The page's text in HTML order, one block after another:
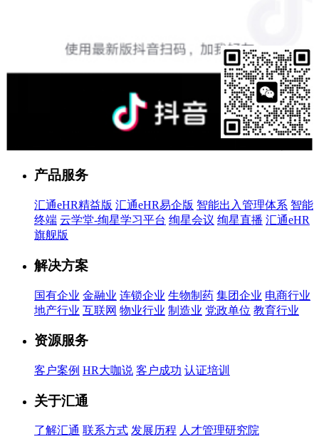
产品服务
汇通eHR精益版 汇通eHR易企版 智能出入管理体系 智能
终端 云学堂-绚星学习平台 绚星会议 绚星直播 汇通eHR
旗舰版
解决方案
国有企业 金融业 连锁企业 生物制药 集团企业 电商行业
地产行业 互联网 物业行业 制造业 党政单位 教育行业
资源服务
客户案例 HR大咖说 客户成功 认证培训
关于汇通
了解汇通 联系方式 发展历程 人才管理研究院